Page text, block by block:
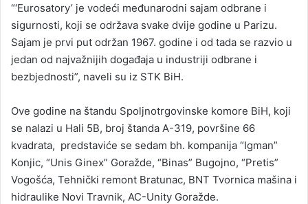
“‘Eurosatory’ je vodeći međunarodni sajam odbrane i
sigurnosti, koji se održava svake dvije godine u Parizu.
Sajam je prvi put održan 1967. godine i od tada se razvio u
jedan od najvažnijih događaja u industriji odbrane i
bezbjednosti”, naveli su iz STK BiH.
Ove godine na štandu Spoljnotrgovinske komore BiH, koji
se nalazi u Hali 5B, broj štanda A-319, površine 66
kvadrata, predstaviće se sedam bh. kompanija “Igman”
Konjic, “Unis Ginex” Goražde, “Binas” Bugojno, “Pretis”
Vogošća, Tehnički remont Bratunac, BNT Tvornica mašina i
hidraulike Novi Travnik, AC-Unity Goražde.